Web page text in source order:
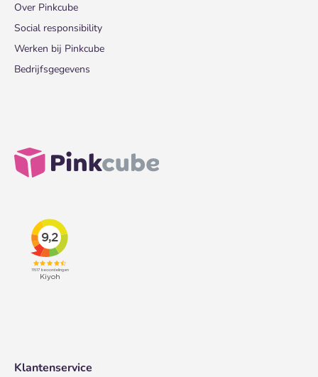
Over Pinkcube
Social responsibility
Werken bij Pinkcube
Bedrijfsgegevens
Klantenservice